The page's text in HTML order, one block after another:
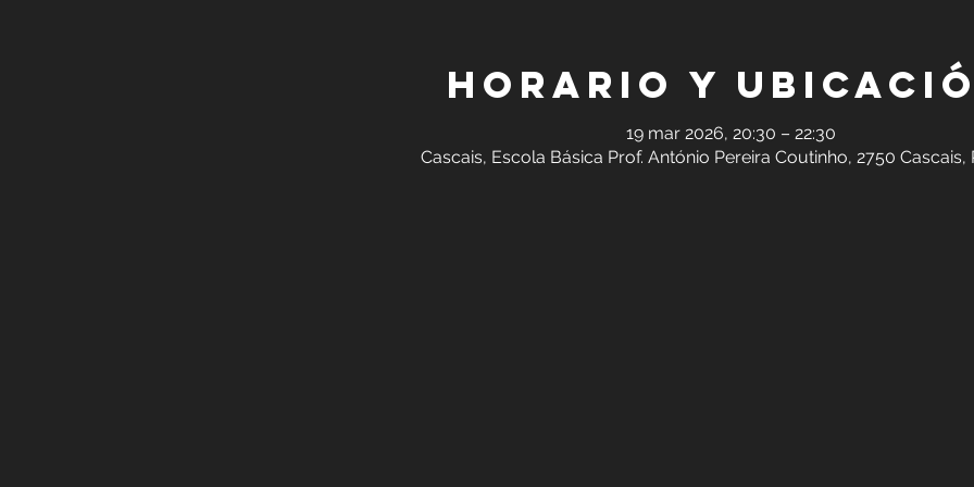
Horario y
19 mar 2026, 20:30 – 22:30
Cascais, Escola Básica Prof. António Pereira Coutinho, 2750